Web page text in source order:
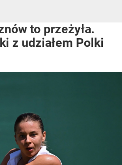
to przeżyła.
z udziałem Polki